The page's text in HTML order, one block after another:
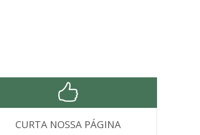
CURTA NOSSA PÁGINA